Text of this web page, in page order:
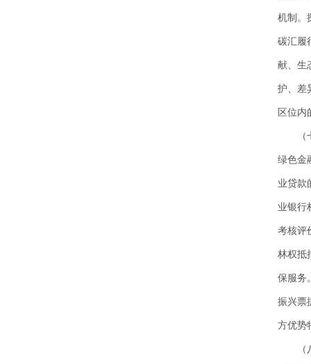
机制。
碳汇履
献、生
护、差
区位内
绿色金
业贷款
业银行
考核评
林权抵
保服务
振兴票
方优势